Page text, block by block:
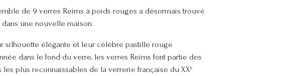
de 9 verres Reims à poids rouges a désormais trouvé
une nouvelle maison.
silhouette élégante et leur célèbre pastille rouge
dans le fond du verre, les verres Reims font partie des
les plus reconnaissables de la verrerie française du XXᵉ